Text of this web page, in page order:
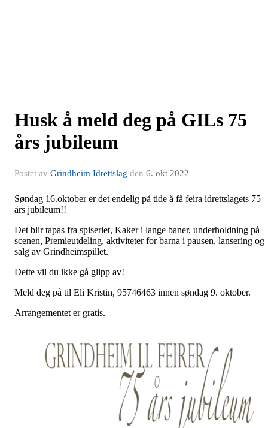
Husk å meld deg på GILs 75
års jubileum
Postet av Grindheim Idrettslag den 6. okt 2022
Søndag 16.oktober er det endelig på tide å få feira idrettslagets 75
års jubileum!!
Det blir tapas fra spiseriet, Kaker i lange baner, underholdning på
scenen, Premieutdeling, aktiviteter for barna i pausen, lansering og
salg av Grindheimspillet.
Dette vil du ikke gå glipp av!
Meld deg på til Eli Kristin, 95746463 innen søndag 9. oktober.
Arrangementet er gratis.